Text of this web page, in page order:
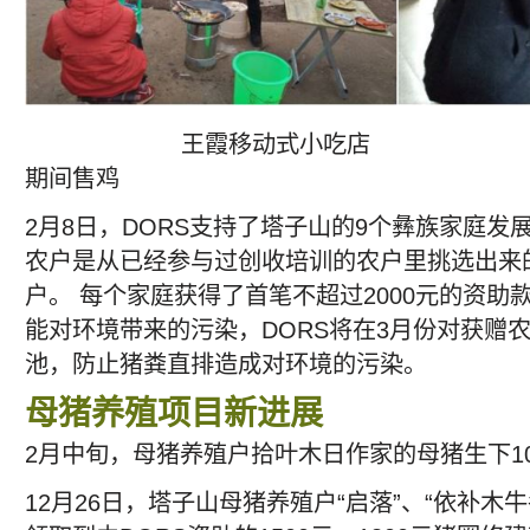
王霞移动式小吃
期间售鸡
2月8日，DORS支持了塔子山的9个彝族家庭发
农户是从已经参与过创收培训的农户里挑选出
户。 每个家庭获得了首笔不超过2000元的资助
能对环境带来的污染，DORS将在3月份对获赠
池，防止猪粪直排造成对环境的污染。
母猪养殖项目新进展
2月中旬，母猪养殖户拾叶木日作家的母猪生下
12月26日，塔子山母猪养殖户“启落”、“依补木